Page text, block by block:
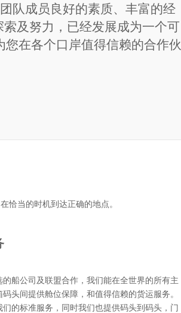
队成员良好的素质、丰富的经
及努力，已经发展成为一个可
在各个口岸值得信赖的合作伙
恰当的时机到达正确的地点。
的船公司及联盟合作，我们能在全世界的所有主
头间提供舱位保障，和值得信赖的货运服务。
们的标准服务，同时我们也提供码头到码头，门